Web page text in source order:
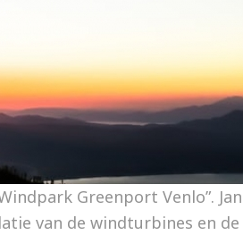
Greenport Venlo”.
van de windturbines en